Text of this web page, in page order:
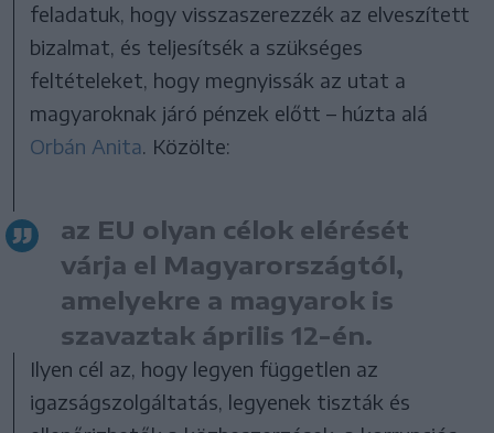
feladatuk, hogy visszaszerezzék az elveszített
bizalmat, és teljesítsék a szükséges
feltételeket, hogy megnyissák az utat a
magyaroknak járó pénzek előtt – húzta alá
Orbán Anita. Közölte:
az EU olyan célok elérését
várja el Magyarországtól,
amelyekre a magyarok is
szavaztak április 12-én.
Ilyen cél az, hogy legyen független az
igazságszolgáltatás, legyenek tiszták és